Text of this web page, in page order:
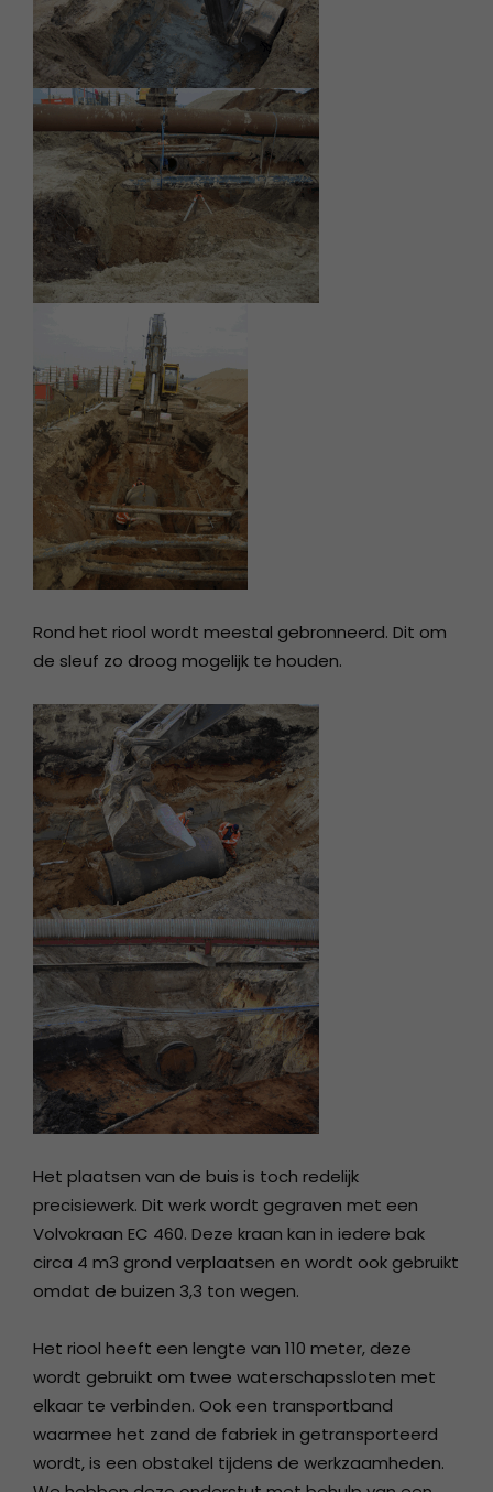
Rond het riool wordt meestal gebronneerd. Dit om
de sleuf zo droog mogelijk te houden.
Het plaatsen van de buis is toch redelijk
precisiewerk. Dit werk wordt gegraven met een
Volvokraan EC 460. Deze kraan kan in iedere bak
circa 4 m3 grond verplaatsen en wordt ook gebruikt
omdat de buizen 3,3 ton wegen.
Het riool heeft een lengte van 110 meter, deze
wordt gebruikt om twee waterschapssloten met
elkaar te verbinden. Ook een transportband
waarmee het zand de fabriek in getransporteerd
wordt, is een obstakel tijdens de werkzaamheden.